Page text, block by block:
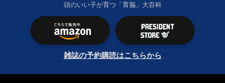
頭のいい子が育つ「育脳」大百科
雑誌の予約購読はこちらから